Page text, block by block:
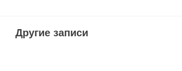
Другие записи